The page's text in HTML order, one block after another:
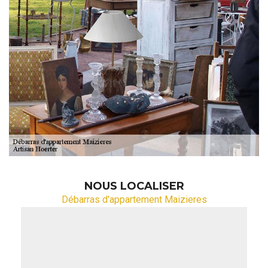
NOUS LOCALISER
Débarras d'appartement Maizieres